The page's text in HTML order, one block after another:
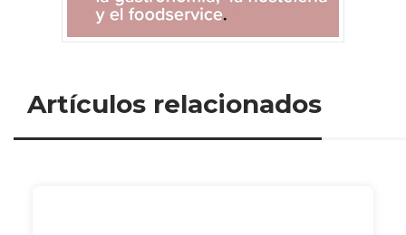
Artículos relacionados